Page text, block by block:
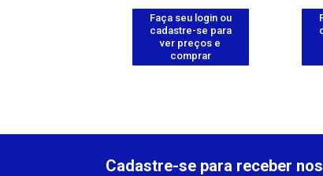
Faça seu login ou
cadastre-se para
ver preços e
comprar
Cadastre-se para receber